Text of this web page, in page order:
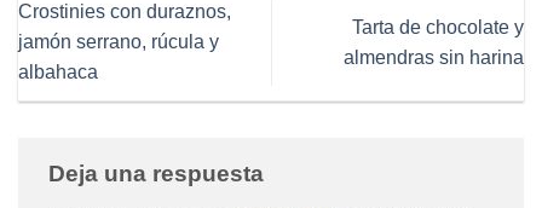
Crostinies con duraznos,
jamón serrano, rúcula y
albahaca
Tarta de chocolate y
almendras sin harina
Deja una respuesta